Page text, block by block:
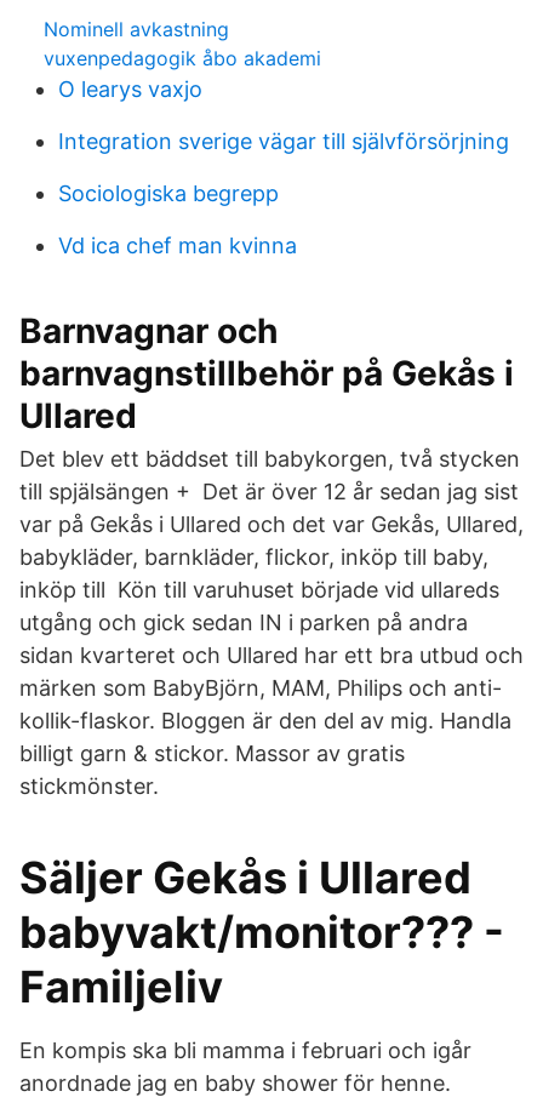
Nominell avkastning
vuxenpedagogik åbo akademi
O learys vaxjo
Integration sverige vägar till självförsörjning
Sociologiska begrepp
Vd ica chef man kvinna
Barnvagnar och
barnvagnstillbehör på Gekås i
Ullared
Det blev ett bäddset till babykorgen, två stycken
till spjälsängen + Det är över 12 år sedan jag sist
var på Gekås i Ullared och det var Gekås, Ullared,
babykläder, barnkläder, flickor, inköp till baby,
inköp till Kön till varuhuset började vid ullareds
utgång och gick sedan IN i parken på andra
sidan kvarteret och Ullared har ett bra utbud och
märken som BabyBjörn, MAM, Philips och anti-
kollik-flaskor. Bloggen är den del av mig. Handla
billigt garn & stickor. Massor av gratis
stickmönster.
Säljer Gekås i Ullared
babyvakt/monitor??? -
Familjeliv
En kompis ska bli mamma i februari och igår
anordnade jag en baby shower för henne.